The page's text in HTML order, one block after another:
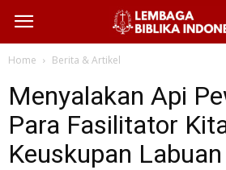
Home Berita & Artikel
Menyalakan Api
Para Fasilitator
Keuskupan